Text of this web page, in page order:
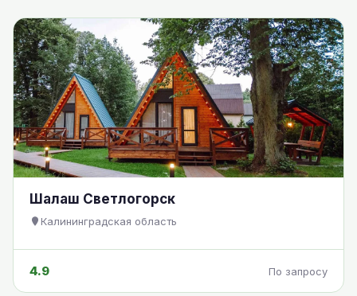
Шалаш Светлогорск
Калининградская область
4.9 По запросу